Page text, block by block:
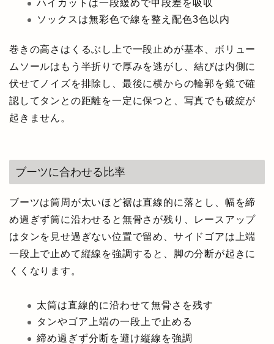
ハイカットは一段緩めで甲段差を吸収
ソックスは無彩色で線を整え配色3色以内
巻きの高さはくるぶし上で一段止めが基本、ボリュー
ムソールはもう半折りで厚みを逃がし、結びは内側に
伏せてノイズを排除し、最後に横からの輪郭を鏡で確
認してタンとの距離を一定に保つと、写真でも破綻が
起きません。
ブーツに合わせる比率
ブーツは筒周が太いほど裾は直線的に落とし、幅を締
め過ぎず筒に沿わせると無骨さが残り、レースアップ
はタンを見せ過ぎない位置で留め、サイドゴアは上端
一段上で止めて縦線を強調すると、脚の分断が起きに
くくなります。
太筒は直線的に沿わせて無骨さを残す
タンやゴア上端の一段上で止める
締め過ぎず分断を避け縦線を強調